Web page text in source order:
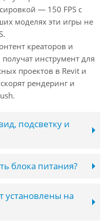
— 150 FPS с
моделях эти игры не
креаторов и
инструмент для
проектов в Revit и
рендеринг и
подсветку и
блока питания?
установлены на